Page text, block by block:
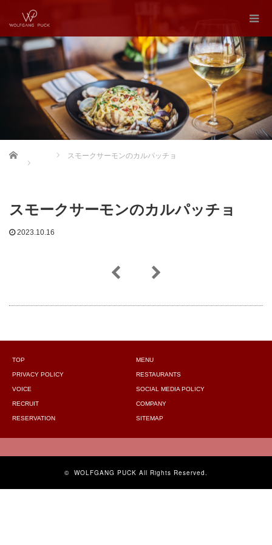
Home スモークサーモンのカルパッチョ
スモークサーモンのカルパッチョ
2023.10.16
TOP
PRIVACY POLICY
VOICE
MENU
RESTAURANTS
SOCIAL MEDIA POLICY
RECRUIT
RESERVATION
COMPANY
SITEMAP
© WOLFGANG PUCK All Rights Reserved.